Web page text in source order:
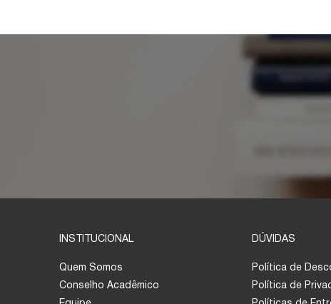
INSTITUCIONAL
Quem Somos
Conselho Acadêmico
DÚVIDAS
Política de
Política de